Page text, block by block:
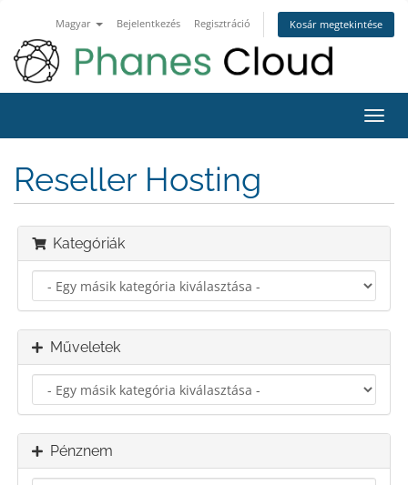
Magyar Bejelentkezés Regisztráció Kosár megtekintése
a
Reseller Hosting
Kategóriák
Műveletek
Pénznem